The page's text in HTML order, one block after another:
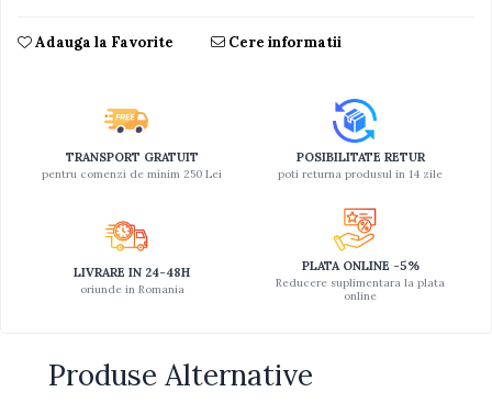
Trenulete
Vehicule de constructii
Adauga la Favorite Cere informatii
TRANSPORT GRATUIT
pentru comenzi de minim 250 Lei
POSIBILITATE RETUR
poti returna produsul in 14 zile
LIVRARE IN 24-48H
oriunde in Romania
PLATA ONLINE -5%
Reducere suplimentara la plata
online
Produse Alternative